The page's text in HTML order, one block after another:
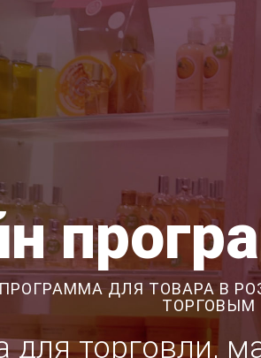
ДЛЯ ТОВАРА В
ТОРГОВЫМ
торговли,